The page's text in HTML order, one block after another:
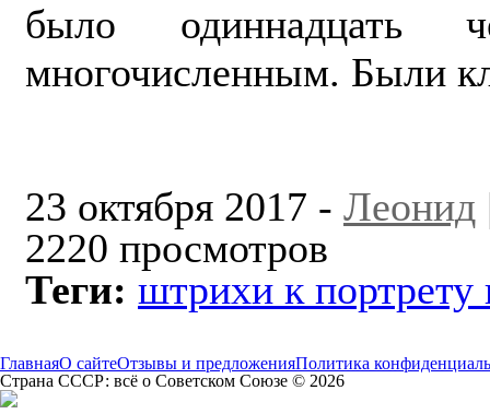
было
многочисленным. Были
23 октября 2017 - Леонид
2220 просмотров
Теги: штрихи к портрету
ГлавнаяО сайтеОтзывы и предложенияПолитика
Страна СССР: всё о Советском Союзе © 2026